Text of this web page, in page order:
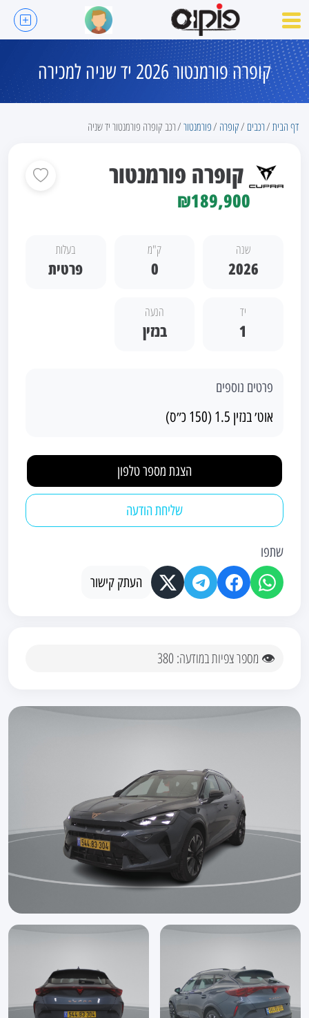
קופרה פורמנטור 2026 יד שניה למכירה
דף הבית רכבים קופרה פורמנטור רכב קופרה פורמנטור יד שניה
קופרה פורמנטור
₪189,900
שנה
2026
ק"מ
0
בעלות
פרטית
יד
1
הנעה
בנזין
פרטים נוספים
אוט׳ בנזין 1.5 (150 כ״ס)
הצגת מספר טלפון
שליחת הודעה
שתפו
העתק קישור
👁 מספר צפיות במודעה: 380